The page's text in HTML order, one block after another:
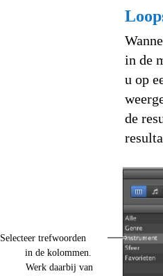
in de
u op
de
Selecteer trefwoorden
in de kolommen.
Werk daarbij van